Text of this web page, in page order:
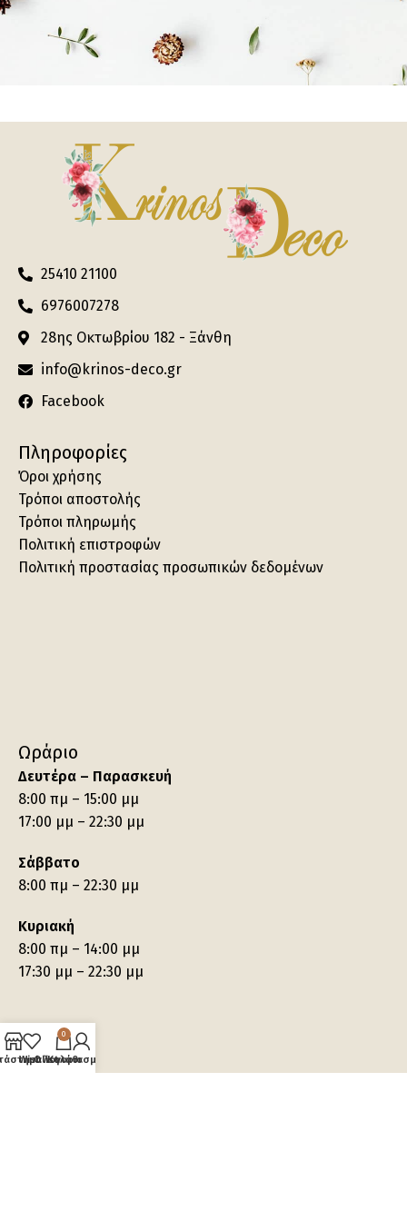
25410 21100
6976007278
28ης Οκτωβρίου 182 - Ξάνθη
info@krinos-deco.gr
Facebook
Πληροφορίες
Όροι χρήσης
Τρόποι αποστολής
Τρόποι πληρωμής
Πολιτική επιστροφών
Πολιτική προστασίας προσωπικών δεδομένων
Ωράριο
Δευτέρα – Παρασκευή
8:00 πμ – 15:00 μμ
17:00 μμ – 22:30 μμ
Σάββατο
8:00 πμ – 22:30 μμ
Κυριακή
8:00 πμ – 14:00 μμ
17:30 μμ – 22:30 μμ
Wishlist
0
Καλάθι
Ο λογαριασμός μου